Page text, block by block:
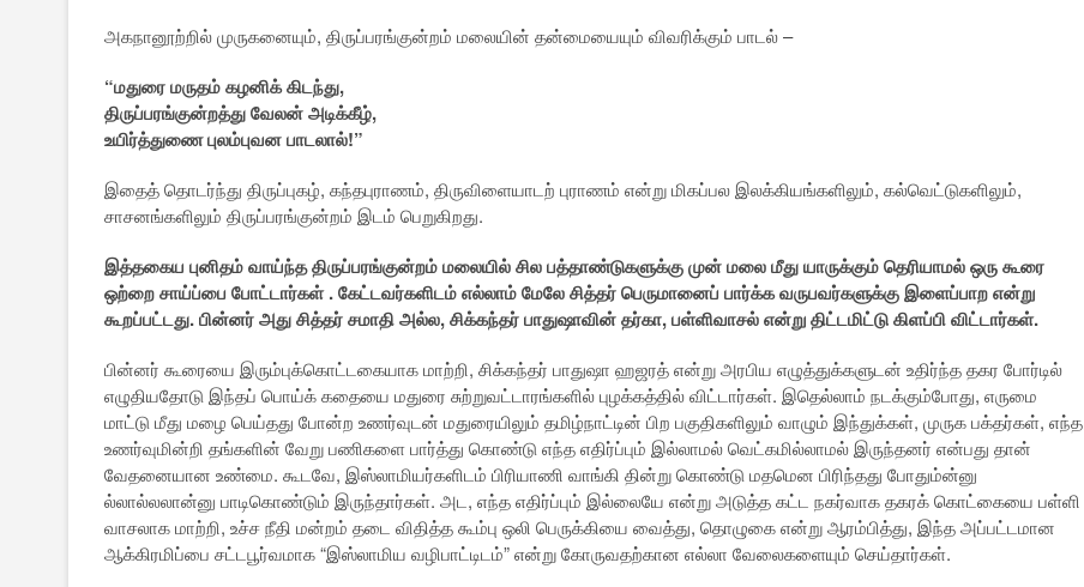
அகநானூற்றில் முருகனையும், திருப்பரங்குன்றம் மலையின் தன்மையையும் விவரிக்கும் பாடல் –
“மதுரை மருதம் கழனிக் கிடந்து,
திருப்பரங்குன்றத்து வேலன் அடிக்கீழ்,
உயிர்த்துணை புலம்புவன பாடலால்!”
இதைத் தொடர்ந்து திருப்புகழ், கந்தபுராணம், திருவிளையாடற் புராணம் என்று மிகப்பல இலக்கியங்களிலும், கல்வெட்டுகளிலும்,
சாசனங்களிலும் திருப்பரங்குன்றம் இடம் பெறுகிறது.
இத்தகைய புனிதம் வாய்ந்த திருப்பரங்குன்றம் மலையில் சில பத்தாண்டுகளுக்கு முன் மலை மீது யாருக்கும் தெரியாமல் ஒரு கூரை
ஒற்றை சாய்ப்பை போட்டார்கள் . கேட்டவர்களிடம் எல்லாம் மேலே சித்தர் பெருமானைப் பார்க்க வருபவர்களுக்கு இளைப்பாற என்று
கூறப்பட்டது. பின்னர் அது சித்தர் சமாதி அல்ல, சிக்கந்தர் பாதுஷாவின் தர்கா, பள்ளிவாசல் என்று திட்டமிட்டு கிளப்பி விட்டார்கள்.
பின்னர் கூரையை இரும்புக்கொட்டகையாக மாற்றி, சிக்கந்தர் பாதுஷா ஹஜரத் என்று அரபிய எழுத்துக்களுடன் உதிர்ந்த தகர போர்டில்
எழுதியதோடு இந்தப் பொய்க் கதையை மதுரை சுற்றுவட்டாரங்களில் புழக்கத்தில் விட்டார்கள். இதெல்லாம் நடக்கும்போது, எருமை
மாட்டு மீது மழை பெய்தது போன்ற உணர்வுடன் மதுரையிலும் தமிழ்நாட்டின் பிற பகுதிகளிலும் வாழும் இந்துக்கள், முருக பக்தர்கள், எந்த
உணர்வுமின்றி தங்களின் வேறு பணிகளை பார்த்து கொண்டு எந்த எதிர்ப்பும் இல்லாமல் வெட்கமில்லாமல் இருந்தனர் என்பது தான்
வேதனையான உண்மை. கூடவே, இஸ்லாமியர்களிடம் பிரியாணி வாங்கி தின்று கொண்டு மதமென பிரிந்தது போதும்ன்னு
ல்லால்லலான்னு பாடிகொண்டும் இருந்தார்கள். அட, எந்த எதிர்ப்பும் இல்லையே என்று அடுத்த கட்ட நகர்வாக தகரக் கொட்கையை பள்ளி
வாசலாக மாற்றி, உச்ச நீதி மன்றம் தடை விதித்த கூம்பு ஒலி பெருக்கியை வைத்து, தொழுகை என்று ஆரம்பித்து, இந்த அப்பட்டமான
ஆக்கிரமிப்பை சட்டபூர்வமாக “இஸ்லாமிய வழிபாட்டிடம்” என்று கோருவதற்கான எல்லா வேலைகளையும் செய்தார்கள்.